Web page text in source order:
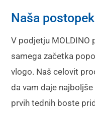
Naša
V podjetju MOLDINO
samega začetka
vlogo. Naš celovit
da vam daje
prvih tednih boste